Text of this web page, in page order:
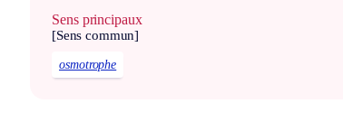
Sens principaux
[Sens commun]
osmotrophe